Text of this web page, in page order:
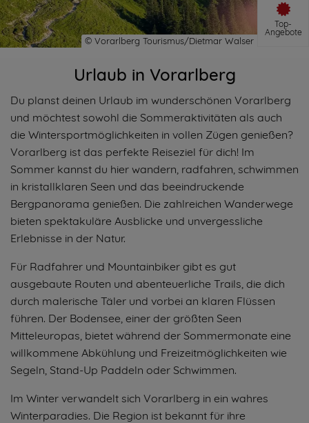
Top-
Angebote
Urlaub in Vorarlberg
Du planst deinen Urlaub im wunderschönen Vorarlberg
und möchtest sowohl die Sommeraktivitäten als auch
die Wintersportmöglichkeiten in vollen Zügen genießen?
Vorarlberg ist das perfekte Reiseziel für dich! Im
Sommer kannst du hier wandern, radfahren, schwimmen
in kristallklaren Seen und das beeindruckende
Bergpanorama genießen. Die zahlreichen Wanderwege
bieten spektakuläre Ausblicke und unvergessliche
Erlebnisse in der Natur.
Für Radfahrer und Mountainbiker gibt es gut
ausgebaute Routen und abenteuerliche Trails, die dich
durch malerische Täler und vorbei an klaren Flüssen
führen. Der Bodensee, einer der größten Seen
Mitteleuropas, bietet während der Sommermonate eine
willkommene Abkühlung und Freizeitmöglichkeiten wie
Segeln, Stand-Up Paddeln oder Schwimmen.
Im Winter verwandelt sich Vorarlberg in ein wahres
Winterparadies. Die Region ist bekannt für ihre